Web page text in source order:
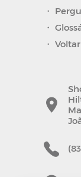
・
・
・